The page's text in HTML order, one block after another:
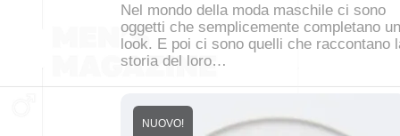
Nel mondo della moda maschile ci sono
oggetti che semplicemente completano un
look. E poi ci sono quelli che raccontano
storia del loro…
NUOVO!